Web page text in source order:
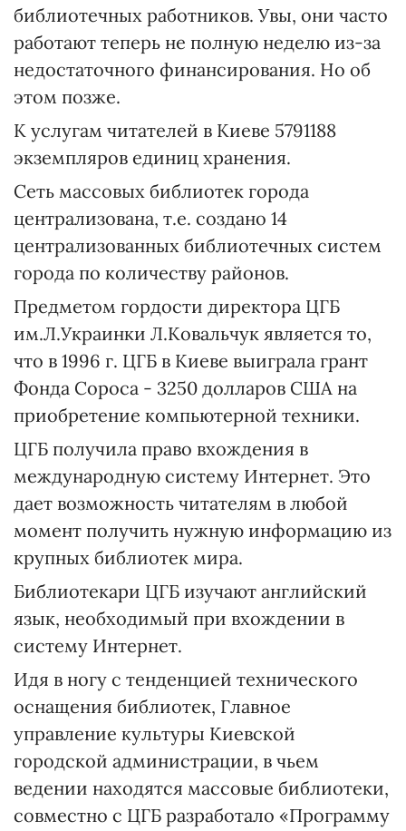
библиотечных работников. Увы, они часто
работают теперь не полную неделю из-за
недостаточного финансирования. Но об
этом позже.
К услугам читателей в Киеве 5791188
экземпляров единиц хранения.
Сеть массовых библиотек города
централизована, т.е. создано 14
централизованных библиотечных систем
города по количеству районов.
Предметом гордости директора ЦГБ
им.Л.Украинки Л.Ковальчук является то,
что в 1996 г. ЦГБ в Киеве выиграла грант
Фонда Сороса - 3250 долларов США на
приобретение компьютерной техники.
ЦГБ получила право вхождения в
международную систему Интернет. Это
дает возможность читателям в любой
момент получить нужную информацию из
крупных библиотек мира.
Библиотекари ЦГБ изучают английский
язык, необходимый при вхождении в
систему Интернет.
Идя в ногу с тенденцией технического
оснащения библиотек, Главное
управление культуры Киевской
городской администрации, в чьем
ведении находятся массовые библиотеки,
совместно с ЦГБ разработало «Программу